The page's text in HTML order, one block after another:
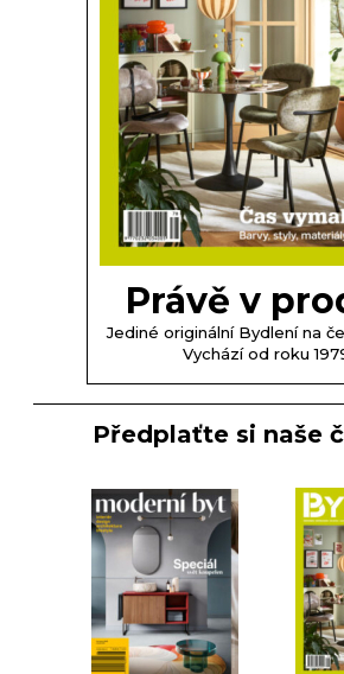
Právě v
Jediné originální Bydlení na
Vychází od roku
Předplaťte si naše